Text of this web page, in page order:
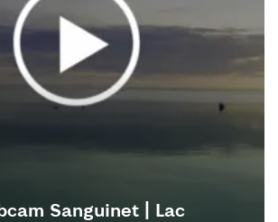
Sanguinet | Lac